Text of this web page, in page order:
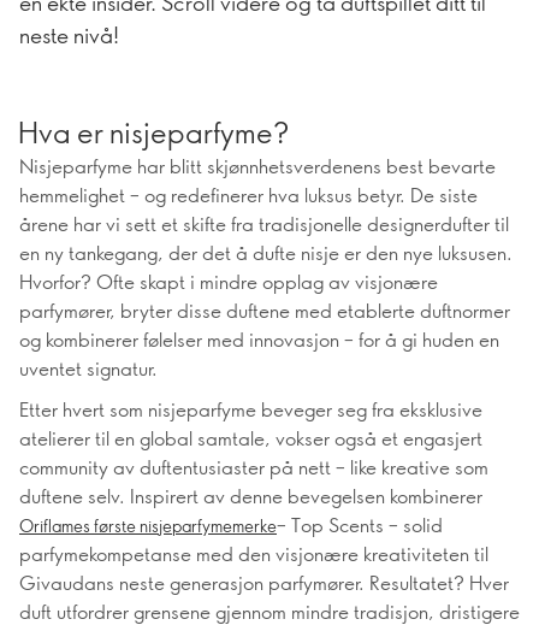
neste nivå!
Hva er nisjeparfyme?
Nisjeparfyme har blitt skjønnhetsverdenens best bevarte
hemmelighet – og redefinerer hva luksus betyr. De siste
årene har vi sett et skifte fra tradisjonelle designerdufter til
en ny tankegang, der det å dufte nisje er den nye luksusen.
Hvorfor? Ofte skapt i mindre opplag av visjonære
parfymører, bryter disse duftene med etablerte duftnormer
og kombinerer følelser med innovasjon – for å gi huden en
uventet signatur.
Etter hvert som nisjeparfyme beveger seg fra eksklusive
atelierer til en global samtale, vokser også et engasjert
community av duftentusiaster på nett – like kreative som
duftene selv. Inspirert av denne bevegelsen kombinerer
Oriflames første nisjeparfymemerke– Top Scents – solid
parfymekompetanse med den visjonære kreativiteten til
Givaudans neste generasjon parfymører. Resultatet? Hver
duft utfordrer grensene gjennom mindre tradisjon, dristigere